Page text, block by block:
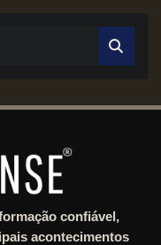
confiável,
acontecimentos